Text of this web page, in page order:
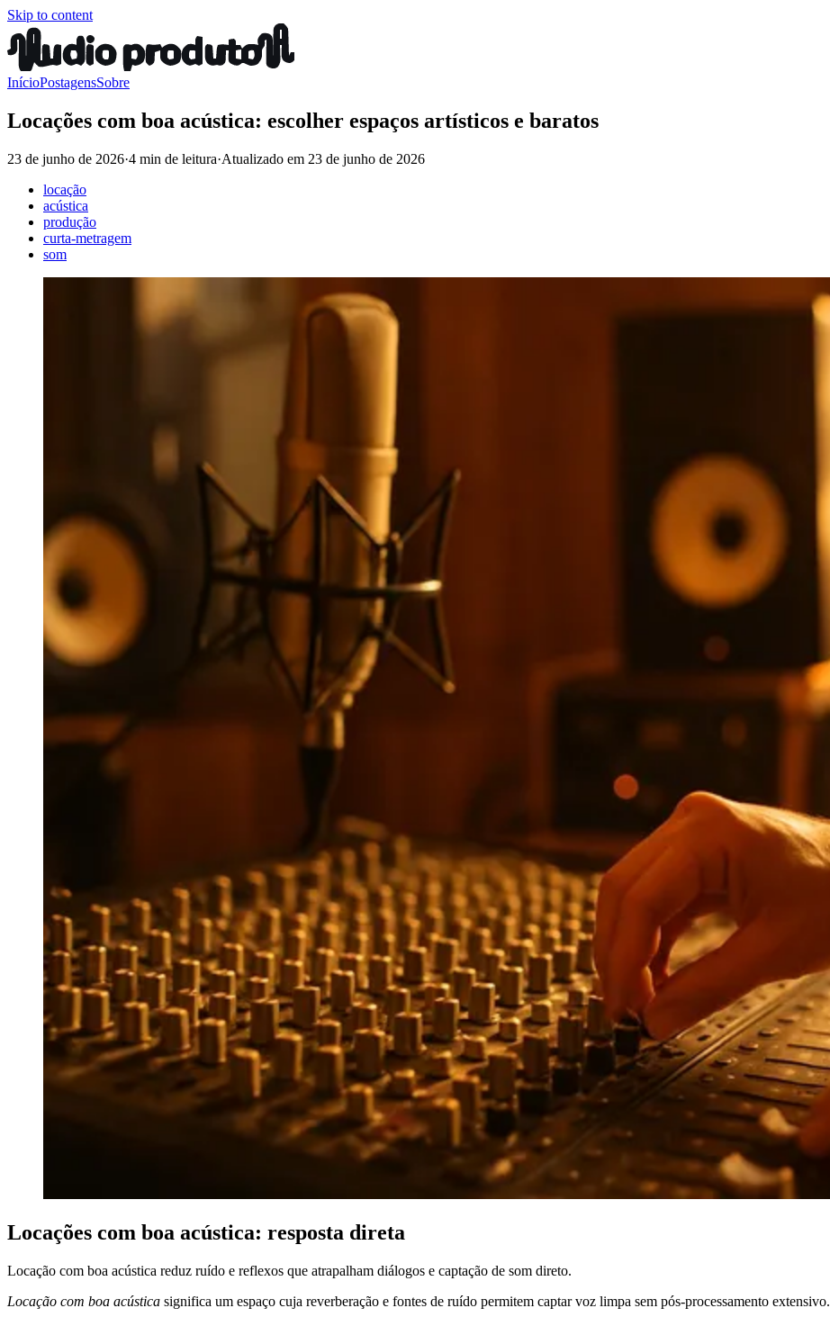
Skip to content
InícioPostagensSobre
Locações com boa acústica: escolher espaços artísticos e baratos
23 de junho de 2026·4 min de leitura·Atualizado em 23 de junho de 2026
locação
acústica
produção
curta-metragem
som
Locações com boa acústica: resposta direta
Locação com boa acústica reduz ruído e reflexos que atrapalham diálogos e captação de som direto.
Locação com boa acústica significa um espaço cuja reverberação e fontes de ruído permitem captar voz limpa sem pós-processamento extensivo.